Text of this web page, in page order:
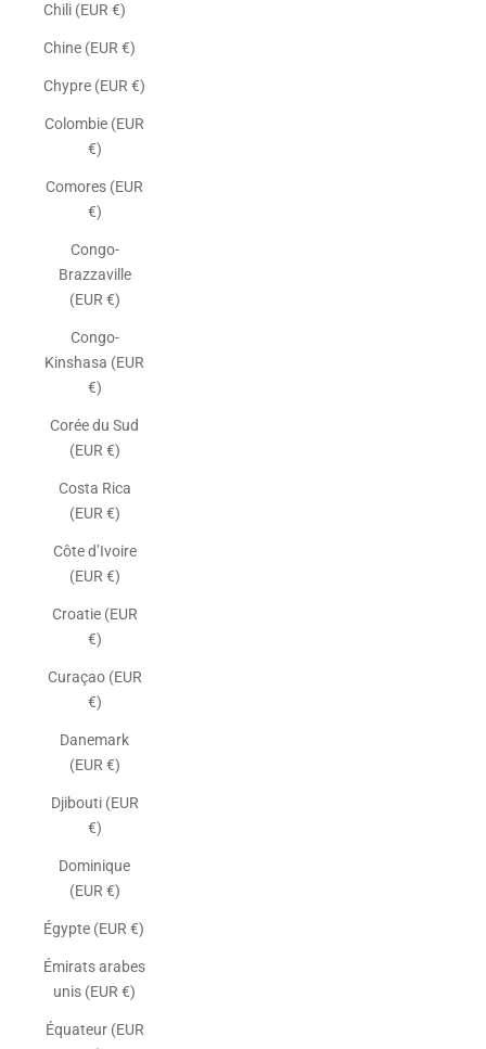
Chili (EUR €)
Chine (EUR €)
Chypre (EUR €)
Colombie (EUR
€)
Comores (EUR
€)
Congo-
Brazzaville
(EUR €)
Congo-
Kinshasa (EUR
€)
Corée du Sud
(EUR €)
Costa Rica
(EUR €)
Côte d’Ivoire
(EUR €)
Croatie (EUR
€)
Curaçao (EUR
€)
Danemark
(EUR €)
Djibouti (EUR
€)
Dominique
(EUR €)
Égypte (EUR €)
Émirats arabes
unis (EUR €)
Équateur (EUR